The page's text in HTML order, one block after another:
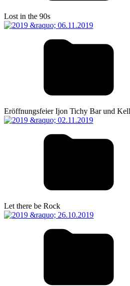
Lost in the 90s
Eröffnungsfeier Ijon Tichy Bar und
Let there be Rock